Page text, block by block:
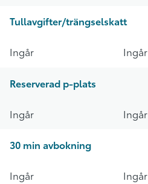
Tullavgifter/trängselskatt
Ingår Ingår
Reserverad p-plats
Ingår Ingår
30 min avbokning
Ingår Ingår